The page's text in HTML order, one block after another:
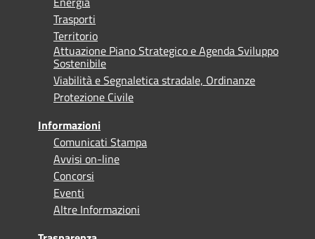
Trasporti
Territorio
Attuazione Piano Strategico e Agenda Sviluppo
Sostenibile
Viabilità e Segnaletica stradale, Ordinanze
Protezione Civile
Informazioni
Comunicati Stampa
Avvisi on-line
Concorsi
Eventi
Altre Informazioni